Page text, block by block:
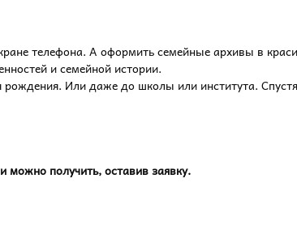
телефона. А оформить семейные архивы в
и семейной истории.
Или даже до школы или института.
можно получить, оставив заявку.